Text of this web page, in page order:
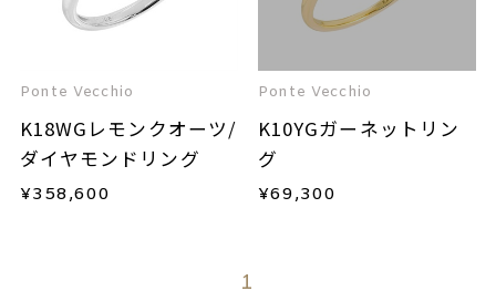
Ponte Vecchio
K18WGレモンクオーツ/
ダイヤモンドリング
¥358,600
Ponte Vecchio
K10YGガーネットリン
グ
¥69,300
1